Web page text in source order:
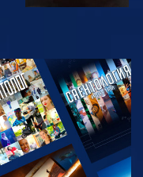
СМОТРЕТЬ
ПЕРЕДАЧИ